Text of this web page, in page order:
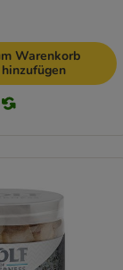
Warenkorb
hinzufügen